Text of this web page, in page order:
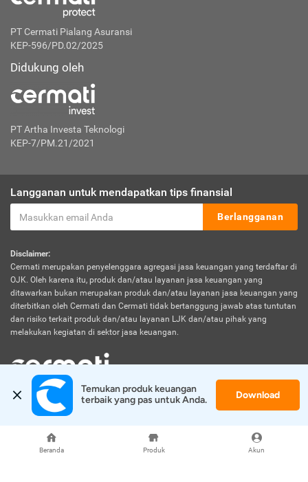
Beranda Produk Akun
PT Cermati Pialang Asuransi
KEP-596/PD.02/2025
Didukung oleh
PT Artha Investa Teknologi
KEP-7/PM.21/2021
Langganan untuk mendapatkan tips finansial
Berlangganan
Disclaimer:
Cermati merupakan penyelenggara agregasi jasa keuangan yang terdaftar di
OJK. Oleh karena itu, produk dan/atau layanan jasa keuangan yang
ditawarkan bukan merupakan produk dan/atau layanan jasa keuangan yang
diterbitkan oleh Cermati dan Cermati tidak bertanggung jawab atas tuntutan
dan risiko terkait produk dan/atau layanan LJK dan/atau pihak yang
melakukan kegiatan di sektor jasa keuangan.
© 2026 Cermati. All Rights Reserved.
Temukan produk keuangan
terbaik yang pas untuk Anda.
Download